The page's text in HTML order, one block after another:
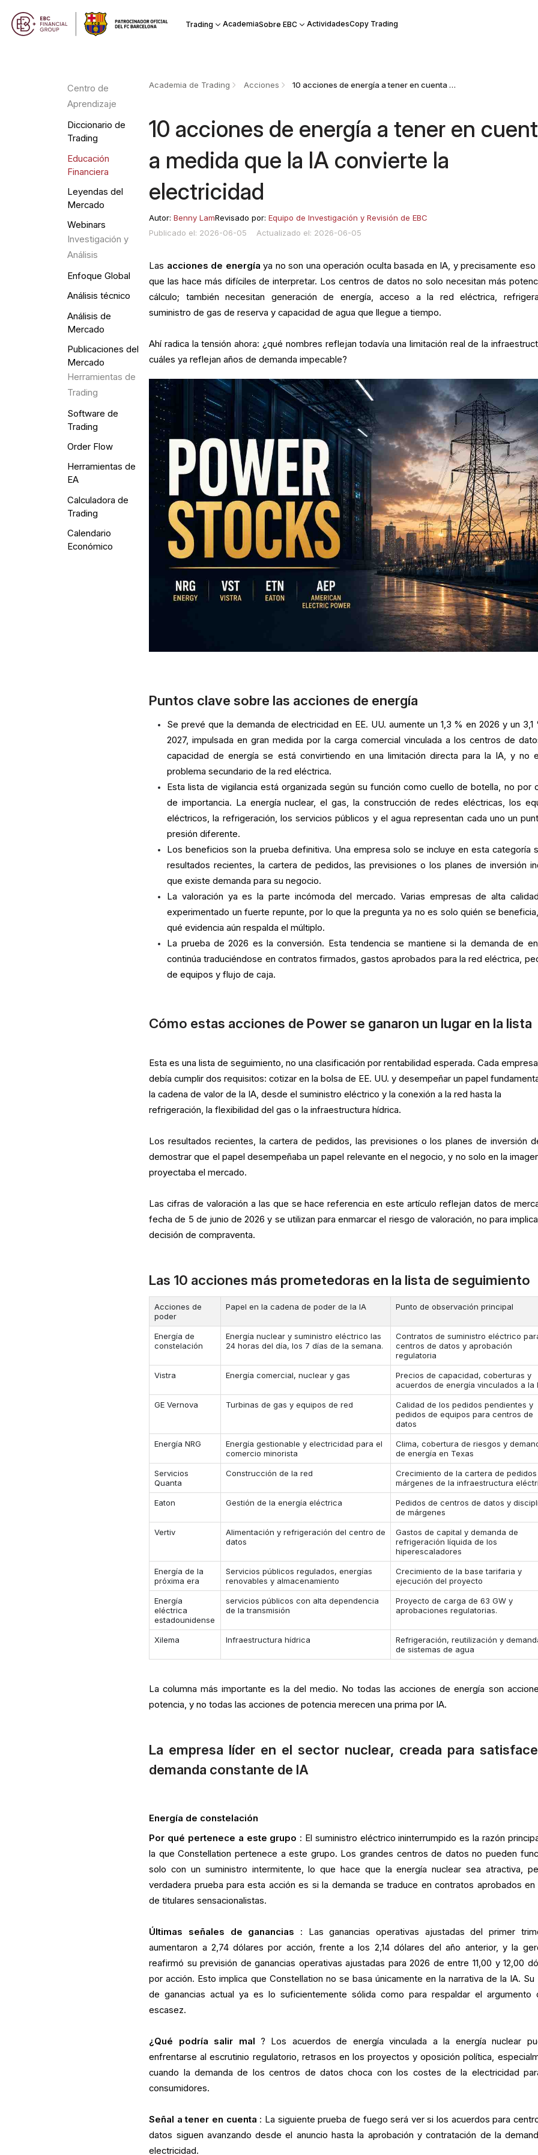
Trading AcademiaSobre EBC ActividadesCopy Trading
Centro de
Aprendizaje
Diccionario de
Trading
Educación
Financiera
Leyendas del
Mercado
Webinars
Investigación y
Análisis
Enfoque Global
Análisis técnico
Análisis de
Mercado
Publicaciones del
Mercado
Herramientas de
Trading
Software de
Trading
Order Flow
Herramientas de
EA
Calculadora de
Trading
Calendario
Económico
Academia de Trading Acciones 10 acciones de energía a tener en cuenta a medida que la IA convierte la electricidad
10 acciones de energía a tener en
a medida que la IA convierte la
electricidad
Autor:Benny LamRevisado por:Equipo de Investigación y Revisión de EBC
Publicado el: 2026-06-05
Actualizado el: 2026-06-05
Las acciones de energía ya no son una operación oculta basada en IA, y precisamente eso
que las hace más difíciles de interpretar. Los centros de datos no solo necesitan más
cálculo; también necesitan generación de energía, acceso a la red eléctrica,
suministro de gas de reserva y capacidad de agua que llegue a tiempo.
Ahí radica la tensión ahora: ¿qué nombres reflejan todavía una limitación real de la
cuáles ya reflejan años de demanda impecable?
Puntos clave sobre las acciones de energía
Se prevé que la demanda de electricidad en EE. UU. aumente un 1,3 % en 2026 y un 3,1
2027, impulsada en gran medida por la carga comercial vinculada a los centros de
capacidad de energía se está convirtiendo en una limitación directa para la IA, y no
problema secundario de la red eléctrica.
Esta lista de vigilancia está organizada según su función como cuello de botella, no por
de importancia. La energía nuclear, el gas, la construcción de redes eléctricas, los
eléctricos, la refrigeración, los servicios públicos y el agua representan cada uno un
presión diferente.
Los beneficios son la prueba definitiva. Una empresa solo se incluye en esta categoría
resultados recientes, la cartera de pedidos, las previsiones o los planes de inversión
que existe demanda para su negocio.
La valoración ya es la parte incómoda del mercado. Varias empresas de alta
experimentado un fuerte repunte, por lo que la pregunta ya no es solo quién se
qué evidencia aún respalda el múltiplo.
La prueba de 2026 es la conversión. Esta tendencia se mantiene si la demanda de
continúa traduciéndose en contratos firmados, gastos aprobados para la red eléctrica,
de equipos y flujo de caja.
Cómo estas acciones de Power se ganaron un lugar en la lista
Esta es una lista de seguimiento, no una clasificación por rentabilidad esperada. Cada empresa
debía cumplir dos requisitos: cotizar en la bolsa de EE. UU. y desempeñar un papel
la cadena de valor de la IA, desde el suministro eléctrico y la conexión a la red hasta la
refrigeración, la flexibilidad del gas o la infraestructura hídrica.
Los resultados recientes, la cartera de pedidos, las previsiones o los planes de inversión
demostrar que el papel desempeñaba un papel relevante en el negocio, y no solo en la
proyectaba el mercado.
Las cifras de valoración a las que se hace referencia en este artículo reflejan datos de
fecha de 5 de junio de 2026 y se utilizan para enmarcar el riesgo de valoración, no para
decisión de compraventa.
Las 10 acciones más prometedoras en la lista de seguimiento
Acciones de
poder
Papel en la cadena de poder de la IA Punto de observación principal
Energía de
constelación
Energía nuclear y suministro eléctrico las
24 horas del día, los 7 días de la semana.
Contratos de suministro eléctrico
centros de datos y aprobación
regulatoria
Vistra Energía comercial, nuclear y gas
Precios de capacidad, coberturas y
acuerdos de energía vinculados a la
GE Vernova Turbinas de gas y equipos de red
Calidad de los pedidos pendientes y
pedidos de equipos para centros de
datos
Energía NRG
Energía gestionable y electricidad para el
comercio minorista
Clima, cobertura de riesgos y
de energía en Texas
Servicios
Quanta
Construcción de la red
Crecimiento de la cartera de
márgenes de la infraestructura
Eaton Gestión de la energía eléctrica
Pedidos de centros de datos y
de márgenes
Vertiv
Alimentación y refrigeración del centro de
datos
Gastos de capital y demanda de
refrigeración líquida de los
hiperescaladores
Energía de la
próxima era
Servicios públicos regulados, energías
renovables y almacenamiento
Crecimiento de la base tarifaria y
ejecución del proyecto
Energía
eléctrica
estadounidense
servicios públicos con alta dependencia
de la transmisión
Proyecto de carga de 63 GW y
aprobaciones regulatorias.
Xilema Infraestructura hídrica
Refrigeración, reutilización y
de sistemas de agua
La columna más importante es la del medio. No todas las acciones de energía son
potencia, y no todas las acciones de potencia merecen una prima por IA.
La empresa líder en el sector nuclear, creada para
demanda constante de IA
Energía de constelación
Por qué pertenece a este grupo : El suministro eléctrico ininterrumpido es la razón
la que Constellation pertenece a este grupo. Los grandes centros de datos no pueden
solo con un suministro intermitente, lo que hace que la energía nuclear sea atractiva,
verdadera prueba para esta acción es si la demanda se traduce en contratos aprobados en
de titulares sensacionalistas.
Últimas señales de ganancias : Las ganancias operativas ajustadas del primer
aumentaron a 2,74 dólares por acción, frente a los 2,14 dólares del año anterior, y la
reafirmó su previsión de ganancias operativas ajustadas para 2026 de entre 11,00 y 12,00
por acción. Esto implica que Constellation no se basa únicamente en la narrativa de la IA. Su
de ganancias actual ya es lo suficientemente sólida como para respaldar el argumento
escasez.
¿Qué podría salir mal ? Los acuerdos de energía vinculada a la energía nuclear
enfrentarse al escrutinio regulatorio, retrasos en los proyectos y oposición política,
cuando la demanda de los centros de datos choca con los costes de la electricidad
consumidores.
Señal a tener en cuenta : La siguiente prueba de fuego será ver si los acuerdos para
datos siguen avanzando desde el anuncio hasta la aprobación y contratación de la
electricidad.